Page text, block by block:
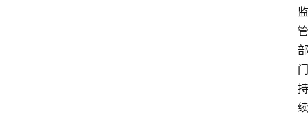
监
管
部
门
持
续